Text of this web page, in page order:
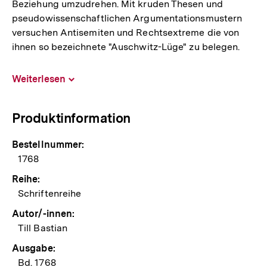
Beziehung umzudrehen. Mit kruden Thesen und
pseudowissenschaftlichen Argumentationsmustern
versuchen Antisemiten und Rechtsextreme die von
ihnen so bezeichnete "Auschwitz-Lüge" zu belegen.
Weiterlesen
Produktinformation
Bestellnummer:
1768
Reihe:
Schriftenreihe
Autor/-innen:
Till Bastian
Ausgabe:
Bd. 1768